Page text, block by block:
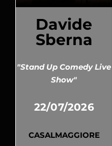
Davide
Sberna
"Stand Up Comedy Live
Show"
22/07/2026
CASALMAGGIORE